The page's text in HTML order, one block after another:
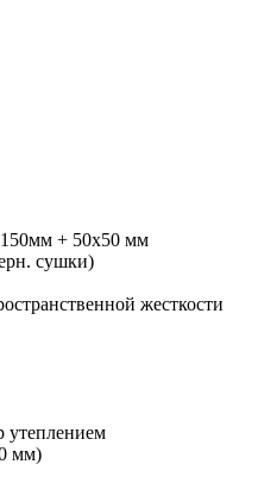
+ 50х50 мм
сушки)
жесткости
утеплением
мм)